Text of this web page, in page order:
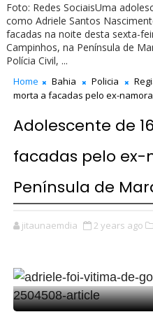
Foto: Redes SociaisUma
como Adriele Santos
facadas na noite desta sexta-
Campinhos, na Península de
Polícia Civil, ...
Home Bahia Policia
morta a facadas pelo ex-
Adolescente de
facadas pelo
Península de
jitaunaemdia 2 years ago